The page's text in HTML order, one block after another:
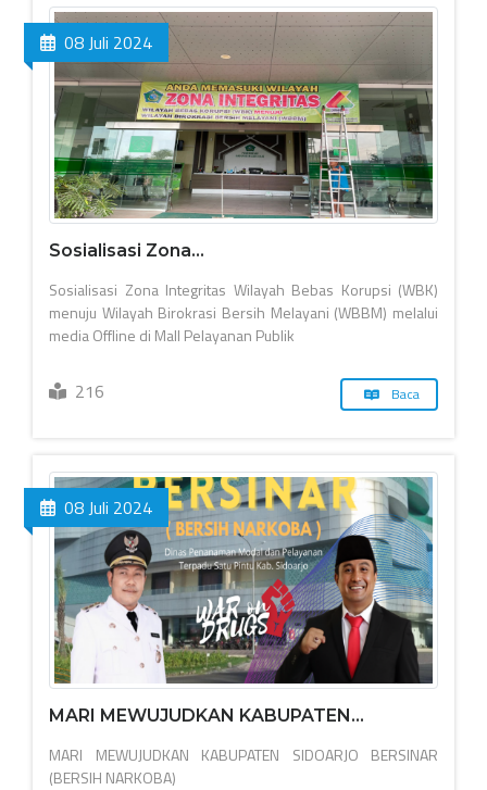
08 Juli 2024
Sosialisasi Zona...
Sosialisasi Zona Integritas Wilayah Bebas Korupsi (WBK)
menuju Wilayah Birokrasi Bersih Melayani (WBBM) melalui
media Offline di Mall Pelayanan Publik
216 Baca
08 Juli 2024
MARI MEWUJUDKAN KABUPATEN...
MARI MEWUJUDKAN KABUPATEN SIDOARJO BERSINAR
(BERSIH NARKOBA)